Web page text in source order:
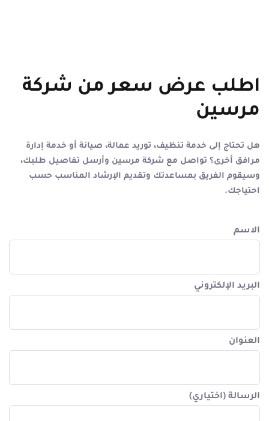
اطلب عرض سعر من شركة
مرسين
هل تحتاج إلى خدمة تنظيف، توريد عمالة، صيانة أو خدمة إدارة
مرافق أخرى؟ تواصل مع شركة مرسين وأرسل تفاصيل طلبك،
وسيقوم الفريق بمساعدتك وتقديم الإرشاد المناسب حسب
احتياجك.
الاسم
البريد الإلكتروني
العنوان
الرسالة (اختياري)